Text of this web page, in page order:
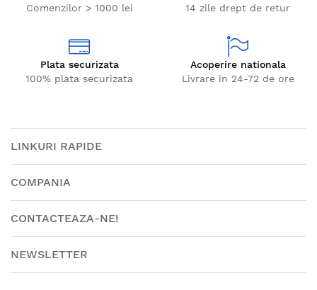
Comenzilor > 1000 lei
14 zile drept de retur
Plata securizata
100% plata securizata
Acoperire nationala
Livrare in 24-72 de ore
LINKURI RAPIDE
COMPANIA
CONTACTEAZA-NE!
NEWSLETTER